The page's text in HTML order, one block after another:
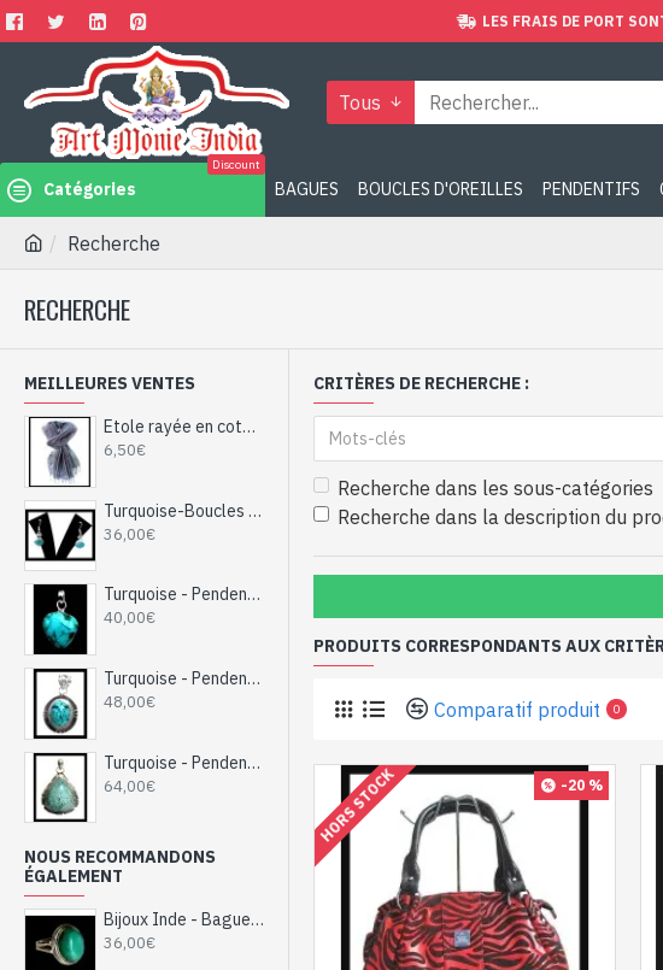
LES FRAIS DE PORT
Tous
Catégories
Discount
BAGUES BOUCLES D'OREILLES PENDENTIFS
Recherche
RECHERCHE
MEILLEURES VENTES
Etole rayée en coton et viscose - Etole indienne
6,50€
Turquoise-Boucles d'Oreilles indiennes Turquoise-Bijoux Inde
36,00€
Turquoise - Pendentif indien Turquoise - Bijoux Inde
40,00€
Turquoise - Pendentif indien Turquoise - Bijoux Inde
48,00€
Turquoise - Pendentif indien Turquoise - Bijoux Inde
64,00€
NOUS RECOMMANDONS
ÉGALEMENT
Bijoux Inde - Bague argent Turquoise
36,00€
CRITÈRES DE RECHERCHE :
Recherche dans les sous-catégories
Recherche dans la description du
PRODUITS CORRESPONDANTS AUX
Comparatif produit 0
-20 %
HORS STOCK